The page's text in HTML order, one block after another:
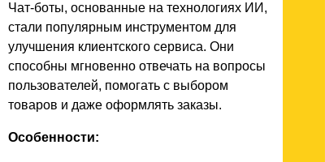
Чат-боты, основанные на технологиях ИИ,
стали популярным инструментом для
улучшения клиентского сервиса. Они
способны мгновенно отвечать на вопросы
пользователей, помогать с выбором
товаров и даже оформлять заказы.
Особенности: